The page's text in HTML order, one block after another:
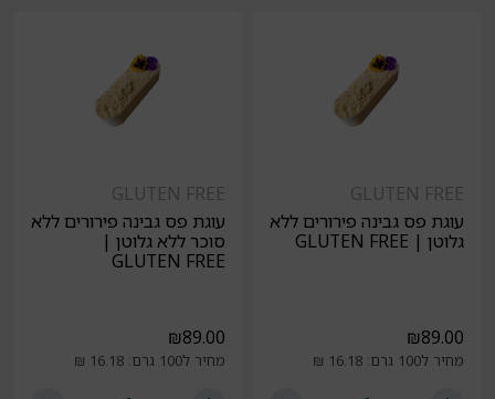
GLUTEN FREE
עוגת פס גבינה פירורים ללא
גלוטן | GLUTEN FREE
₪89.00
מחיר ל100 גרם: 16.18 ₪
GLUTEN FREE
עוגת פס גבינה פירורים ללא
סוכר ללא גלוטן |
GLUTEN FREE
₪89.00
מחיר ל100 גרם: 16.18 ₪